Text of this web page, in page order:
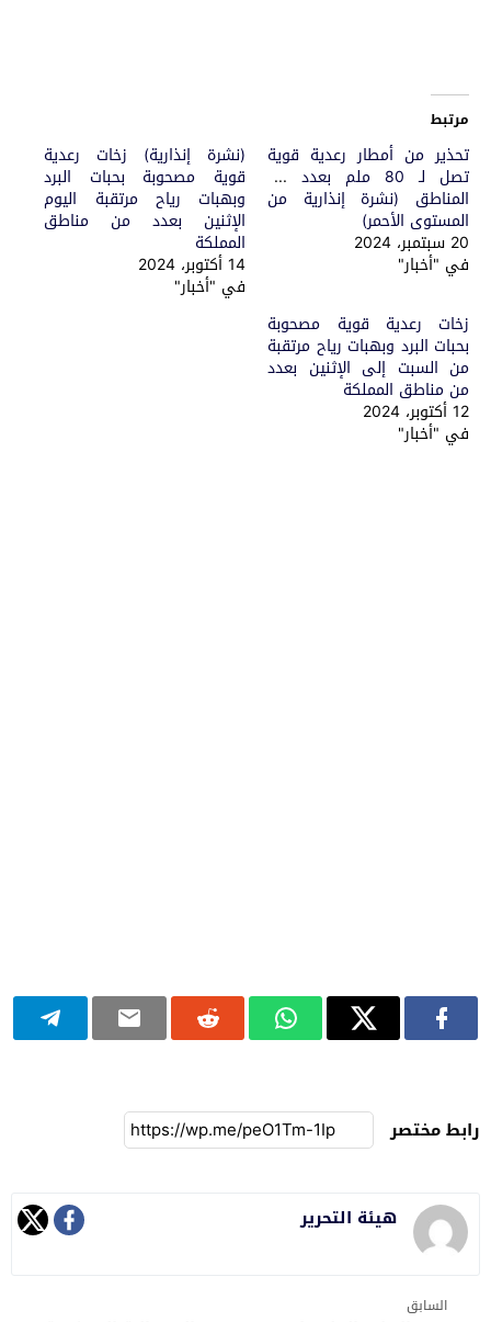
مرتبط
تحذير من أمطار رعدية قوية
تصل لـ 80 ملم بعدد من
المناطق (نشرة إنذارية من
المستوى الأحمر)
20 سبتمبر، 2024
في "أخبار"
(نشرة إنذارية) زخات رعدية
قوية مصحوبة بحبات البرد
وبهبات رياح مرتقبة اليوم
الإثنين بعدد من مناطق
المملكة
14 أكتوبر، 2024
في "أخبار"
زخات رعدية قوية مصحوبة
بحبات البرد وبهبات رياح مرتقبة
من السبت إلى الإثنين بعدد
من مناطق المملكة
12 أكتوبر، 2024
في "أخبار"
رابط مختصر
هيئة التحرير
السابق